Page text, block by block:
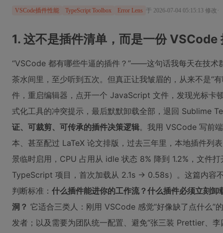
VSCode插件性能 TypeScript Toolbox Error Lens 于 2026-07-04 05:15:13 修改 ·
1. 这不是插件清单，而是一份 VSCode
“VSCode 都有哪些牛逼的插件？”——这句话我每天在技术
茶水间里，至少听到五次。但真正让我皱眉的，从来不是“
件，重启编辑器，点开一个 JavaScript 文件，发现光标卡
式化工具的冲突提示，最后默默卸载全部，退回 Sublime
证、可裁剪、可传承的插件决策逻辑。我用 VSCode 写前
本、甚至配过 LaTeX 论文排版，过去三年里，本地插件列
景临时启用，CPU 占用从 idle 状态 8% 降到 1.2%，文件
TypeScript 项目，首次加载从 2.1s → 0.58s）。这篇内容
判断标准： 什么插件能进你的工作流？什么插件必须立刻
洞？ 它适合三类人：刚用 VSCode 感觉“好像缺了点什么”
发者；以及需要为团队统一配置、避免“张三装 Prettier、